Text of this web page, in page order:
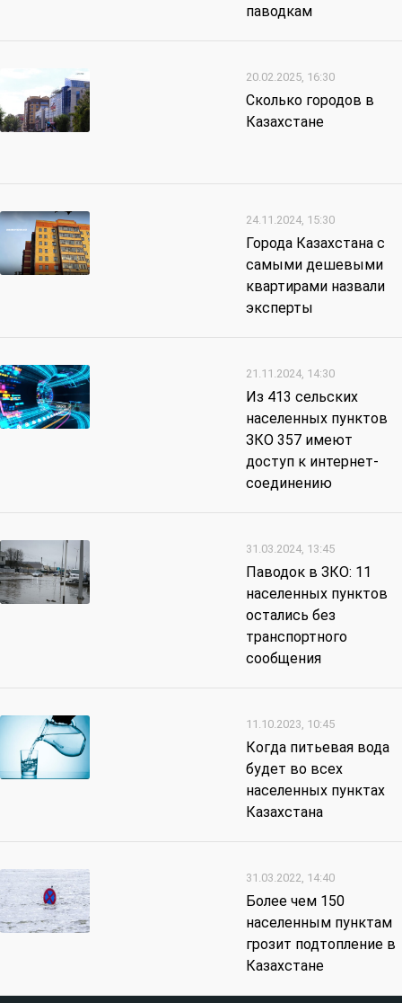
паводкам
20.02.2025, 16:30
Сколько городов в
Казахстане
24.11.2024, 15:30
Города Казахстана с
самыми дешевыми
квартирами назвали
эксперты
21.11.2024, 14:30
Из 413 сельских
населенных пунктов
ЗКО 357 имеют
доступ к интернет-
соединению
31.03.2024, 13:45
Паводок в ЗКО: 11
населенных пунктов
остались без
транспортного
сообщения
11.10.2023, 10:45
Когда питьевая вода
будет во всех
населенных пунктах
Казахстана
31.03.2022, 14:40
Более чем 150
населенным пунктам
грозит подтопление в
Казахстане